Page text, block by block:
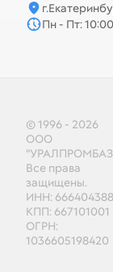
Пн - Пт:
© 1996 - 2026
ООО
Все права
защищены.
ИНН:
КПП: 667101001
ОГРН:
1036605198420